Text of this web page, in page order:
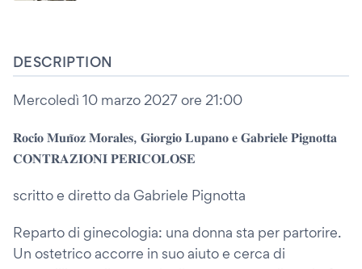
DESCRIPTION
Mercoledì 10 marzo 2027 ore 21:00
𝐑𝐨𝐜𝐢́𝐨 𝐌𝐮𝐧̃𝐨𝐳 𝐌𝐨𝐫𝐚𝐥𝐞𝐬, 𝐆𝐢𝐨𝐫𝐠𝐢𝐨 𝐋𝐮𝐩𝐚𝐧𝐨 𝐞 𝐆𝐚𝐛𝐫𝐢𝐞𝐥𝐞 𝐏𝐢𝐠𝐧𝐨𝐭𝐭𝐚
𝐂𝐎𝐍𝐓𝐑𝐀𝐙𝐈𝐎𝐍𝐈 𝐏𝐄𝐑𝐈𝐂𝐎𝐋𝐎𝐒𝐄
scritto e diretto da Gabriele Pignotta
Reparto di ginecologia: una donna sta per partorire.
Un ostetrico accorre in suo aiuto e cerca di